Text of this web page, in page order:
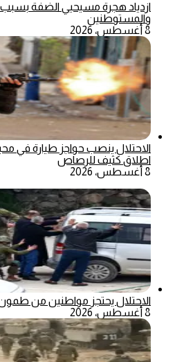
ازدياد هجرة مسيحيي الضفة بسبب
والمستوطنين
8 أغسطس، 2026
الاحتلال ينصب حواجز طيارة
اطلاق كثيف للرصاص
8 أغسطس، 2026
الاحتلال يحتجز مواطنين من
8 أغسطس، 2026